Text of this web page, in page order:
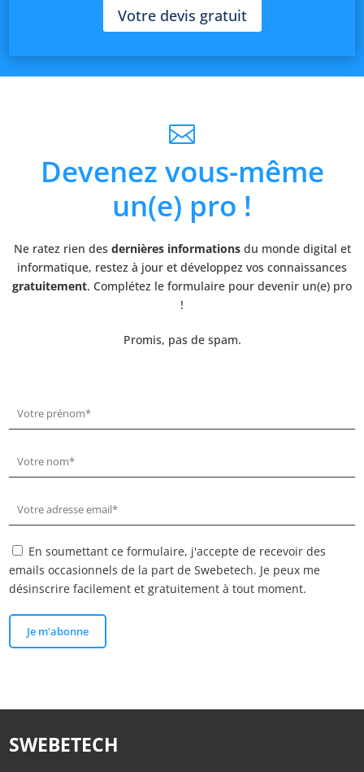
Votre devis gratuit

Devenez vous-même
un(e) pro !
Ne ratez rien des dernières informationsdu monde digital et
informatique, restez à jour et développez vos connaissances
gratuitement. Complétez le formulaire pour devenir un(e) pro
!
Promis, pas de spam.
En soumettant ce formulaire, j'accepte de recevoir des
emails occasionnels de la part de Swebetech. Je peux me
désinscrire facilement et gratuitement à tout moment.
Je m'abonne
SWEBETECH